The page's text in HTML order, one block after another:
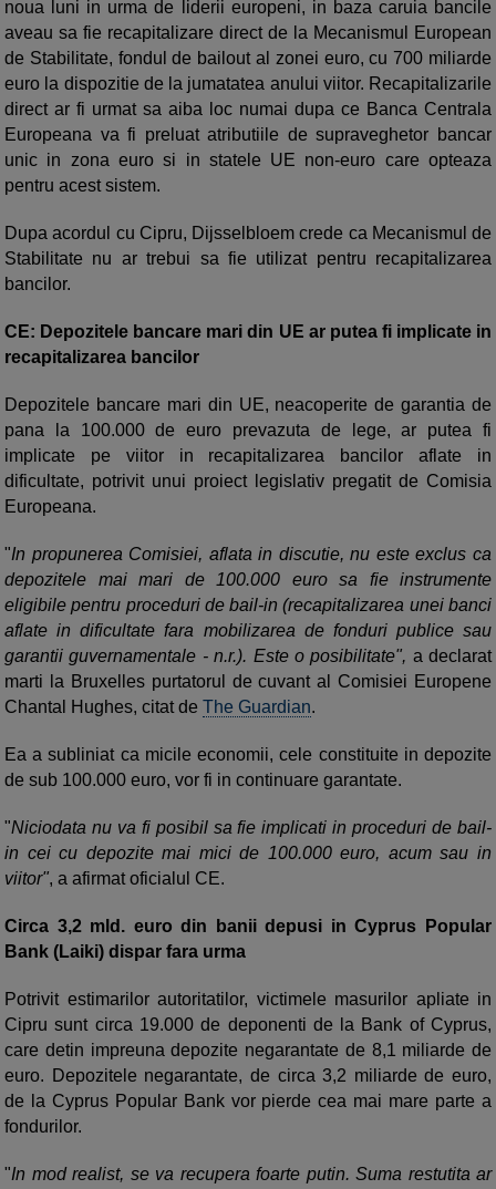
noua luni in urma de liderii europeni, in baza caruia bancile
aveau sa fie recapitalizare direct de la Mecanismul European
de Stabilitate, fondul de bailout al zonei euro, cu 700 miliarde
euro la dispozitie de la jumatatea anului viitor. Recapitalizarile
direct ar fi urmat sa aiba loc numai dupa ce Banca Centrala
Europeana va fi preluat atributiile de supraveghetor bancar
unic in zona euro si in statele UE non-euro care opteaza
pentru acest sistem.
Dupa acordul cu Cipru, Dijsselbloem crede ca Mecanismul de
Stabilitate nu ar trebui sa fie utilizat pentru recapitalizarea
bancilor.
CE: Depozitele bancare mari din UE ar putea fi implicate in
recapitalizarea bancilor
Depozitele bancare mari din UE, neacoperite de garantia de
pana la 100.000 de euro prevazuta de lege, ar putea fi
implicate pe viitor in recapitalizarea bancilor aflate in
dificultate, potrivit unui proiect legislativ pregatit de Comisia
Europeana.
"In propunerea Comisiei, aflata in discutie, nu este exclus ca
depozitele mai mari de 100.000 euro sa fie instrumente
eligibile pentru proceduri de bail-in (recapitalizarea unei banci
aflate in dificultate fara mobilizarea de fonduri publice sau
garantii guvernamentale - n.r.). Este o posibilitate", a declarat
marti la Bruxelles purtatorul de cuvant al Comisiei Europene
Chantal Hughes, citat de The Guardian.
Ea a subliniat ca micile economii, cele constituite in depozite
de sub 100.000 euro, vor fi in continuare garantate.
"Niciodata nu va fi posibil sa fie implicati in proceduri de bail-
in cei cu depozite mai mici de 100.000 euro, acum sau in
viitor", a afirmat oficialul CE.
Circa 3,2 mld. euro din banii depusi in Cyprus Popular
Bank (Laiki) dispar fara urma
Potrivit estimarilor autoritatilor, victimele masurilor apliate in
Cipru sunt circa 19.000 de deponenti de la Bank of Cyprus,
care detin impreuna depozite negarantate de 8,1 miliarde de
euro. Depozitele negarantate, de circa 3,2 miliarde de euro,
de la Cyprus Popular Bank vor pierde cea mai mare parte a
fondurilor.
"In mod realist, se va recupera foarte putin. Suma restutita ar